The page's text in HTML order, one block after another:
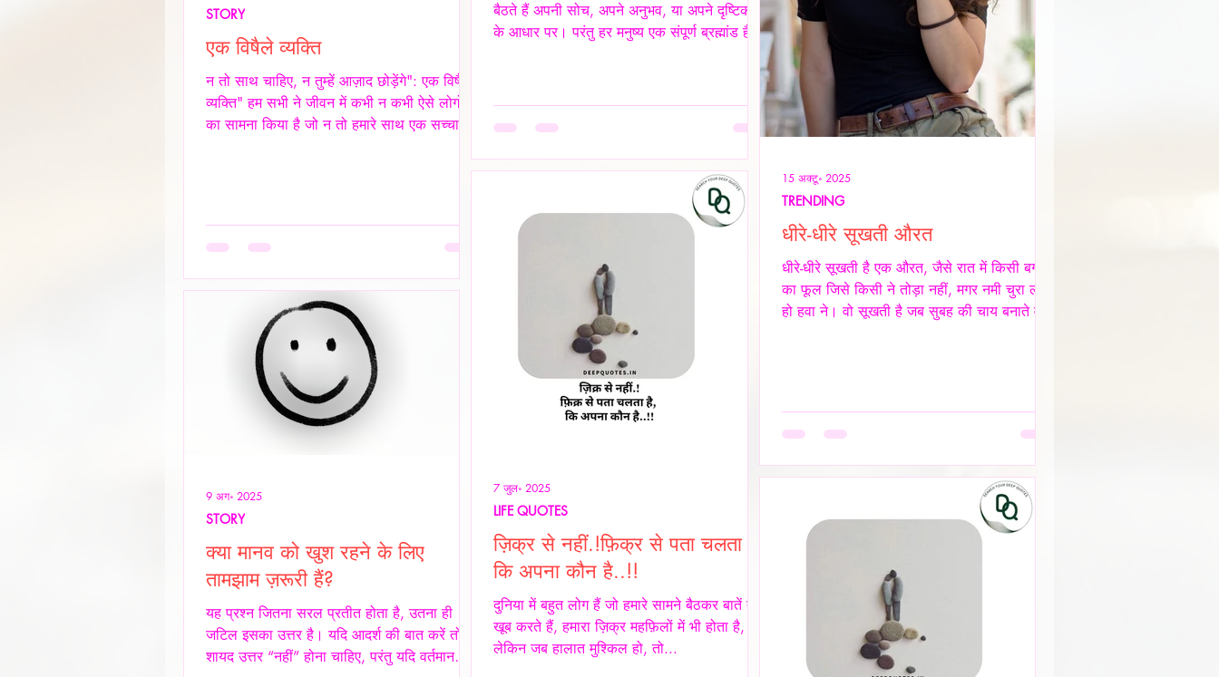
एक विषैले व्यक्ति
न तो साथ चाहिए, न तुम्हें आज़ाद छोड़ेंगे": एक विषैले
व्यक्ति" हम सभी ने जीवन में कभी न कभी ऐसे लोगों
का सामना किया है जो न तो हमारे साथ एक सच्चा
ये लोग अक्सर "Toxic", यानी विषैले व्यवहार के
उदाहरण होते हैं, और उनके व्यवहार में गैसलाइटिंग, इम
STORY
बैठते हैं अपनी सोच, अपने अनुभव, या अपने दृष्टिकोण
के आधार पर। परंतु हर मनुष्य एक संपूर्ण ब्रह्मांड है,
आत्मचिंतन करना ज़रूरी होता है। शब्द केवल ध्वनियाँ
कभी चोट। हर व्यक्ति की अपनी 'दुनिया' होती है हम
यह मानकर चलते हैं कि सामने वाला हमें उसी तरह
धीरे-धीरे सूखती औरत
धीरे-धीरे सूखती है एक औरत, जैसे रात में किसी बगीचे
का फूल जिसे किसी ने तोड़ा नहीं, मगर नमी चुरा ली
हो हवा ने। वो सूखती है जब सुबह की चाय बनाते वक़्त
जब उसकी पसंदें "गृहस्थी के तवे" में जल कर राख हो
जाती हैं। नीली साड़ी जो उसे बहुत पसंद थी, व
TRENDING
15 अक्टू॰ 2025
क्या मानव को खुश रहने के लिए
तामझाम ज़रूरी हैं?
यह प्रश्न जितना सरल प्रतीत होता है, उतना ही
जटिल इसका उत्तर है। यदि आदर्श की बात करें तो
शायद उत्तर “नहीं” होना चाहिए, परंतु यदि वर्तमान
STORY
9 अग॰ 2025
ज़िक्र से नहीं.!फ़िक्र से पता चलता है,
कि अपना कौन है..!!
दुनिया में बहुत लोग हैं जो हमारे सामने बैठकर बातें तो
खूब करते हैं, हमारा ज़िक्र महफ़िलों में भी होता है,
लेकिन जब हालात मुश्किल हो, तो...
LIFE QUOTES
7 जुल॰ 2025